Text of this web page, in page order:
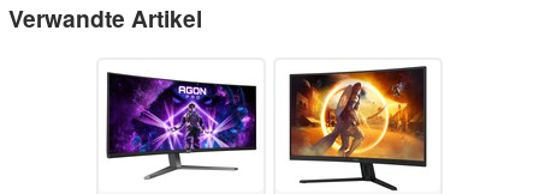
Verwandte Artikel